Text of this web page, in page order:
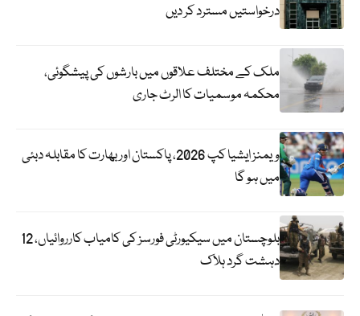
درخواستیں مسترد کر دیں
ملک کے مختلف علاقوں میں بارشوں کی پیشگوئی،
محکمہ موسمیات کا الرٹ جاری
ویمنز ایشیا کپ 2026، پاکستان اور بھارت کا مقابلہ دبئی
میں ہو گا
بلوچستان میں سیکیورٹی فورسز کی کامیاب کارروائیاں، 12
دہشت گرد ہلاک